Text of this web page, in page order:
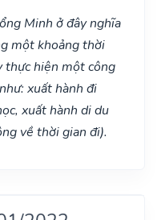
Minh ở đây nghĩa
một khoảng thời
thực hiện một công
xuất hành đi
xuất hành di du
về thời gian đi).